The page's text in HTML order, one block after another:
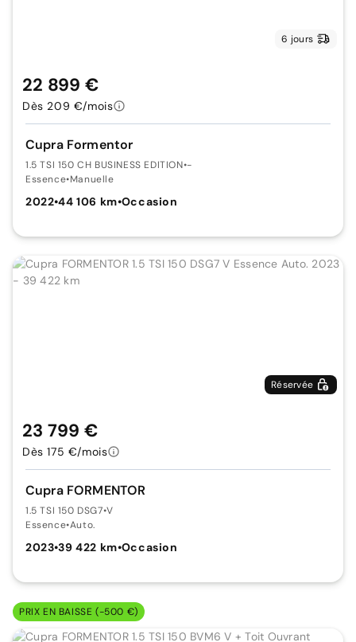
6 jours
Cupra Formentor
1.5 TSI 150 CH BUSINESS EDITION•-
Essence•Manuelle
2022•44 106 km•Occasion
22 899 €
Dès 209 €/mois
Réservée
Cupra FORMENTOR
1.5 TSI 150 DSG7•V
Essence•Auto.
2023•39 422 km•Occasion
23 799 €
Dès 175 €/mois
PRIX EN BAISSE (-500 €)